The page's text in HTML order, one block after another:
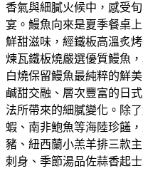
香氣與細膩火候中，感受
宴。鰻魚向來是夏季餐桌
鮮甜滋味，經鐵板高溫炙
煉瓦鐵板燒嚴選優質鰻魚
白燒保留鰻魚最純粹的鮮
鹹甜交融、層次豐富的日
法所帶來的細膩變化。除
蝦、南非鮑魚等海陸珍饈
豬、紐西蘭小羔羊排三款
刺身、季節湯品佐蒜香起